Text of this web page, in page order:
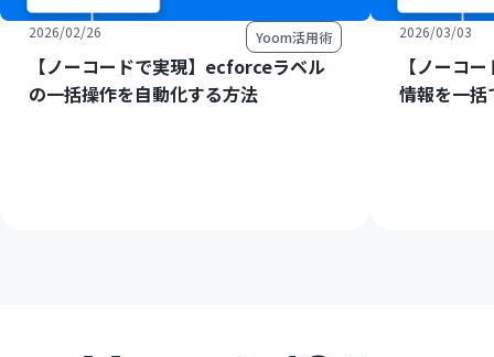
2026/02/26 Yoom活用術
【ノーコードで実現】ecforceラベル
の一括操作を自動化する方法
2026/03/03
【ノーコ
情報を一括